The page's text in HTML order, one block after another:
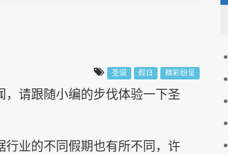
圣诞 假日 精彩纷呈
请跟随小编的步伐体验一下圣
业的不同假期也有所不同，许